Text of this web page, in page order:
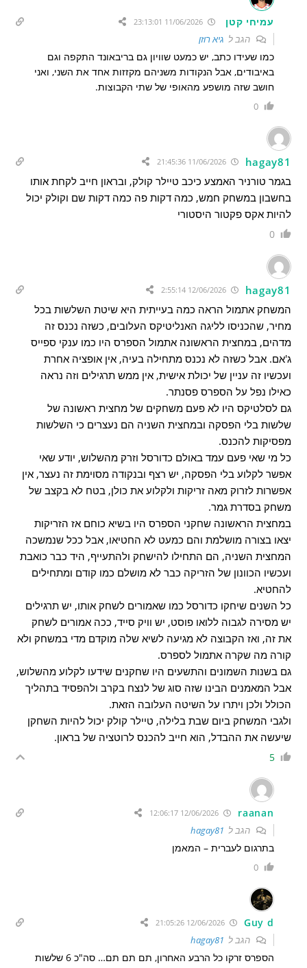
עמיחי קטן
הגב ל גיא רוזן
כמו שעידו כתב, יש כמעט שוויון גם בריבאונד התקפה וגם
באיבודים, אבל הנקודות משניהם מקזזות אחד את השני, ואני
חושב שזה מושפע מהאופי של שתי הקבוצות.
0
hagay81
11/06/2026 21:45:36
בגמר טורניר האמצע כיכב טיילר קולק, ובראון חייב לקחת אותו
בחשבון במשחק חמש, כמה דקות פה כמה דקות שם וקולק יכול
להיות אקס פקטור היסטורי
0
hagay81
12/06/2026 2:55:14
המשחק אתמול הראה כמה בעייתית היא שיטת השלשות בכל
מחיר, שהכניסו לליגה האנליטיקס העלובים, כשזה נכנס זה
מדהים, במחצית הראשונה אתמול הספרס היו כמו ענקי ספייס
ג'אם. אבל כשזה לא נכנס מתחילה בעיה, אין אופציה אחרת
ועכשיו זה עניין של יכולת אישית, אין ממש תרגילים וזה נראה
כאילו נפל על הספרס פסנתר.
גם לסלטיקס היו לא פעם משחקים של מחצית ראשונה של
שלשות בלי הפסקה ובמחצית השניה הם נעצרים כי השלשות
מפסיקות להכנס.
כל מי שאי פעם עמד באולם כדורסל וזרק מהשלוש, יודע שאי
אפשר לקלוע בלי הפסקה, יש רצף ובנקודה מסוימת זה נעצר, אין
אפשרות לזרוק מאה זריקות ולקלוע את כולן, בטח לא בקצב של
משחק בסדרת גמר.
במחצית הראשונה שחקני הספרס היו בשיא כוחם אז הזריקות
יצאו בצורה מושלמת והם כמעט לא החטיאו, אבל ככל שנמשכה
המחצית השניה, הם התחילו להישחק ולהתעייף, היד כבר כואבת
ועכשיו הכוונון של הזריקה כבר לא מושלם כמו קודם ומתחילים
להחטיא.
כל השנים שיחקו כדורסל כמו שאמורים לשחק אותו, יש תרגילים
יש מסירה לגבוה ללואו פוסט, יש וויק סייד, ככה אמורים לשחק
את זה, ואז הקבוצה לא מגיעה לשיא שלה מוקדם מדי במשחק ולא
קורה מה שקרה אתמול לספרס.
גם בשנות השמונים והתשעים היו שחקנים שידעו לקלוע מהשלוש,
אבל המאמנים הבינו שזה סוג של לנצח בקרב ולהפסיד בתהליך
הכולל ולכן ויתרו על השיטה העלובה הזאת.
ולגבי המשחק ביום שבת בלילה, טיילר קולק יכול להיות השחקן
שיעשה את ההבדל, הוא חייב להכנס לרוטציה של בראון.
5
raanan
הגב ל hagay81
בתרגום לעברית – המאמן
0
Guy d
הגב ל hagay81
הספרס זרקו כל הרבע האחרון, תם תם תם… סה"כ 6 שלשות